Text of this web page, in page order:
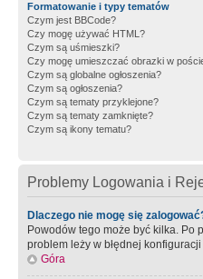
Formatowanie i typy tematów
Czym jest BBCode?
Czy mogę używać HTML?
Czym są uśmieszki?
Czy mogę umieszczać obrazki w
Czym są globalne ogłoszenia?
Czym są ogłoszenia?
Czym są tematy przyklejone?
Czym są tematy zamknięte?
Czym są ikony tematu?
Problemy Logowania i
Dlaczego nie mogę się
Powodów tego może być kilka. Po
problem leży w błędnej
Góra